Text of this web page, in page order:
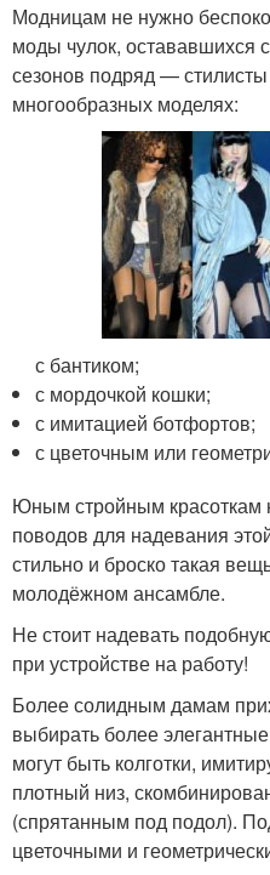
Модницам не нужно
моды чулок, остававшихся
сезонов подряд —
многообразных моделях:
с бантиком;
с мордочкой кошки;
с имитацией ботфортов;
с цветочным или
Юным стройным красоткам
поводов для надевания
стильно и броско такая
молодёжном ансамбле.
Не стоит надевать
при устройстве на работу!
Более солидным дамам
выбирать более
могут быть колготки,
плотный низ,
(спрятанным под подол).
цветочными и